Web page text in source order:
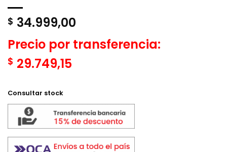
$ 34.999,00
Precio por transferencia:
$ 29.749,15
Consultar stock